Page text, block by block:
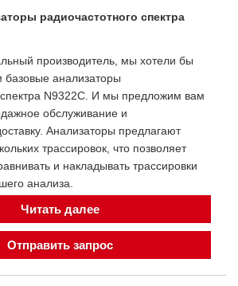
радиочастотного спектра
производитель, мы хотели бы
базовые анализаторы
спектра N9322C. И мы предложим вам
обслуживание и
Анализаторы предлагают
трассировок, что позволяет
и накладывать трассировки
анализа.
Читать далее
Отправить запрос